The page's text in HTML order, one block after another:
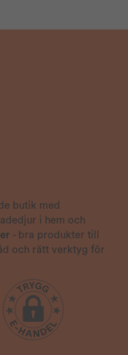
butik med
i hem och
- bra produkter till
och rätt verktyg för